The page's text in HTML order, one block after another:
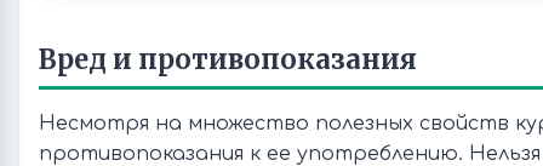
Вред и противопоказания
Несмотря на множество полезных свойств
противопоказания к ее употреблению.